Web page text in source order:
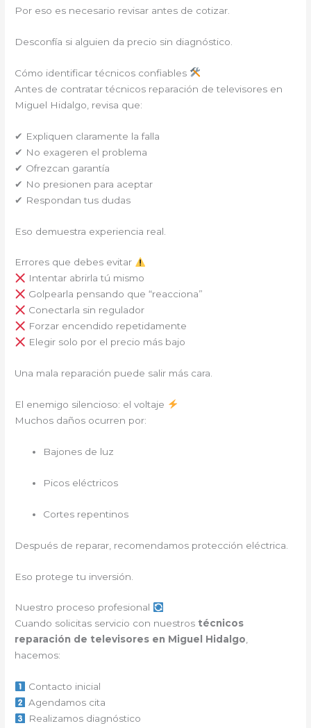
Por eso es necesario revisar antes de cotizar.
Desconfía si alguien da precio sin diagnóstico.
Cómo identificar técnicos confiables
Antes de contratar técnicos reparación de televisores en
Miguel Hidalgo, revisa que:
✔ Expliquen claramente la falla
✔ No exageren el problema
✔ Ofrezcan garantía
✔ No presionen para aceptar
✔ Respondan tus dudas
Eso demuestra experiencia real.
Errores que debes evitar
Intentar abrirla tú mismo
Golpearla pensando que “reacciona”
Conectarla sin regulador
Forzar encendido repetidamente
Elegir solo por el precio más bajo
Una mala reparación puede salir más cara.
El enemigo silencioso: el voltaje
Muchos daños ocurren por:
Bajones de luz
Picos eléctricos
Cortes repentinos
Después de reparar, recomendamos protección eléctrica.
Eso protege tu inversión.
Nuestro proceso profesional
Cuando solicitas servicio con nuestros técnicos
reparación de televisores en Miguel Hidalgo,
hacemos:
Contacto inicial
Agendamos cita
Realizamos diagnóstico